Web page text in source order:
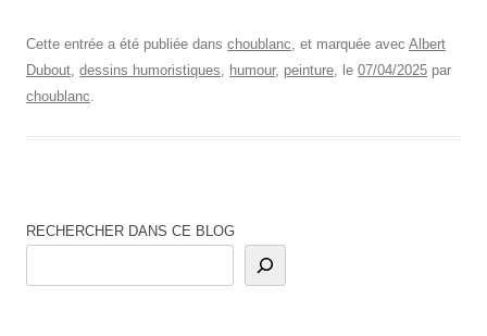
Cette entrée a été publiée dans choublanc, et marquée avec Albert
Dubout, dessins humoristiques, humour, peinture, le 07/04/2025 par
choublanc.
RECHERCHER DANS CE BLOG